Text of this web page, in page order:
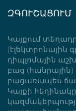
ԶԳՈՒՇԱՑՈՒՄ
Կայքում
(էլեկտրոնային
դիպլոմային
բաց (հանրային)
բացառապես
Կայքի